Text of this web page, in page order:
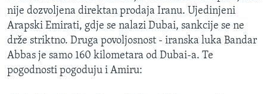
nije dozvoljena direktan prodaja Iranu. Ujedinjeni
Arapski Emirati, gdje se nalazi Dubai, sankcije se ne
drže striktno. Druga povoljosnost - iranska luka Bandar
Abbas je samo 160 kilometara od Dubai-a. Te
pogodnosti pogoduju i Amiru: